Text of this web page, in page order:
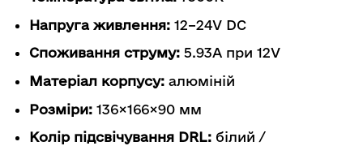
Напруга живлення:12–24V DC
Споживання струму:5.93A при 12V
Матеріал корпусу:алюміній
Розміри:136×166×90 мм
Колір підсвічування DRL:білий /